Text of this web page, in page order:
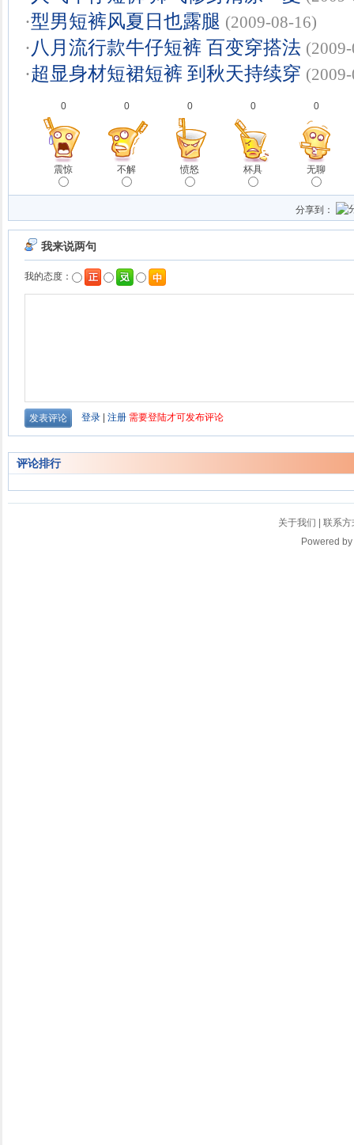
·型男短裤风夏日也露腿 (2009-08-16)
·八月流行款牛仔短裤 百变穿搭法
·超显身材短裙短裤 到秋天持续穿
0
震惊
0
不解
0
愤怒
0
杯具
0
无聊
分享到：
评论排行
关于我们
联系方
Powered by